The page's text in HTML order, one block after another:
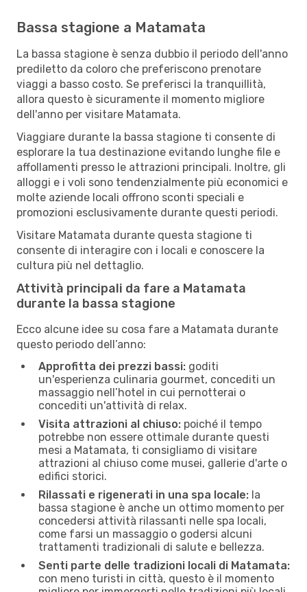
Bassa stagione a Matamata
La bassa stagione è senza dubbio il periodo dell'anno
prediletto da coloro che preferiscono prenotare
viaggi a basso costo. Se preferisci la tranquillità,
allora questo è sicuramente il momento migliore
dell'anno per visitare Matamata.
Viaggiare durante la bassa stagione ti consente di
esplorare la tua destinazione evitando lunghe file e
affollamenti presso le attrazioni principali. Inoltre, gli
alloggi e i voli sono tendenzialmente più economici e
molte aziende locali offrono sconti speciali e
promozioni esclusivamente durante questi periodi.
Visitare Matamata durante questa stagione ti
consente di interagire con i locali e conoscere la
cultura più nel dettaglio.
Attività principali da fare a Matamata
durante la bassa stagione
Ecco alcune idee su cosa fare a Matamata durante
questo periodo dell’anno:
Approfitta dei prezzi bassi: goditi
un'esperienza culinaria gourmet, concediti un
massaggio nell’hotel in cui pernotterai o
concediti un'attività di relax.
Visita attrazioni al chiuso: poiché il tempo
potrebbe non essere ottimale durante questi
mesi a Matamata, ti consigliamo di visitare
attrazioni al chiuso come musei, gallerie d'arte o
edifici storici.
Rilassati e rigenerati in una spa locale: la
bassa stagione è anche un ottimo momento per
concedersi attività rilassanti nelle spa locali,
come farsi un massaggio o godersi alcuni
trattamenti tradizionali di salute e bellezza.
Senti parte delle tradizioni locali di Matamata:
con meno turisti in città, questo è il momento